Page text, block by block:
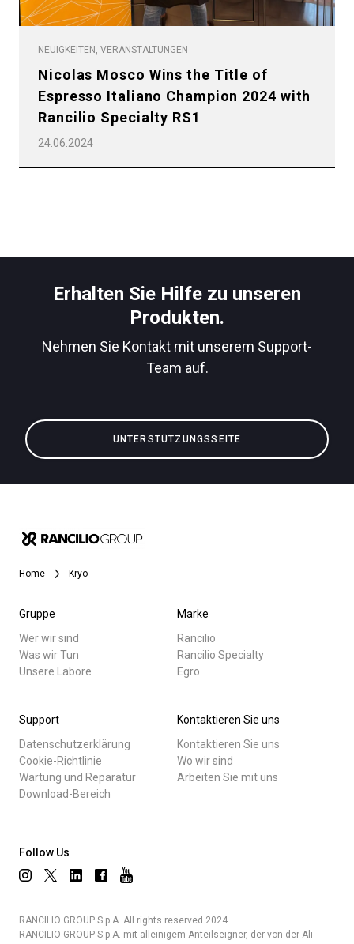
NEUIGKEITEN, VERANSTALTUNGEN
Nicolas Mosco Wins the Title of
Espresso Italiano Champion 2024 with
Rancilio Specialty RS1
24.06.2024
Erhalten Sie Hilfe zu unseren
Produkten.
Nehmen Sie Kontakt mit unserem Support-
Team auf.
UNTERSTÜTZUNGSSEITE
Home Kryo
Gruppe
Wer wir sind
Was wir Tun
Unsere Labore
Marke
Rancilio
Rancilio Specialty
Egro
Support
Datenschutzerklärung
Cookie-Richtlinie
Wartung und Reparatur
Download-Bereich
Kontaktieren Sie uns
Kontaktieren Sie uns
Wo wir sind
Arbeiten Sie mit uns
Follow Us
RANCILIO GROUP S.p.A. All rights reserved 2024.
RANCILIO GROUP S.p.A. mit alleinigem Anteilseigner, der von der Ali